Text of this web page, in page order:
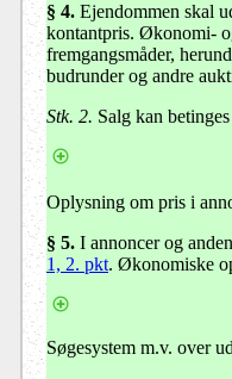
§ 4. Ejendommen skal
kontantpris. Økonomi-
fremgangsmåder,
budrunder og andre
Stk. 2. Salg kan
Oplysning om pris i
§ 5. I annoncer og
1, 2. pkt. Økonomiske
Søgesystem m.v. over